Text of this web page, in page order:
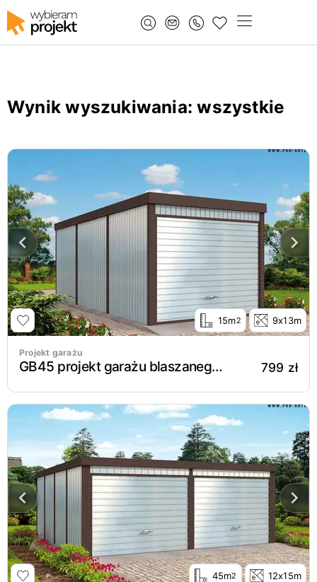
Wynik wyszukiwania: wszystkie
15m2 9x13m
Projekt garażu
GB45 projekt garażu blaszanego jednostanowiskowego 799 zł
45m2 12x15m